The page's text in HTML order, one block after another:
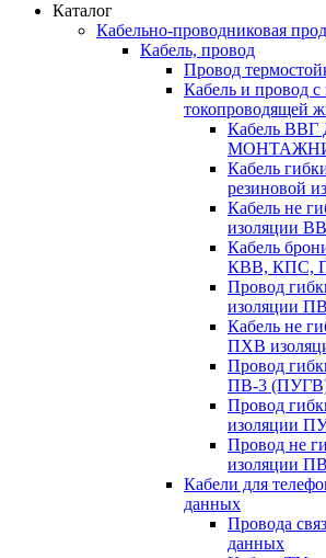
Каталог
Кабельно-проводниковая
Кабель, провод
Провод
Кабель и провод с
токопроводящей
Кабель
Кабель
резиновой
Кабель не
изоляции
Кабель
КВВ, КПС,
Провод
изоляции
Кабель не
ПХВ
Провод
ПВ-3
Провод
изоляции
Провод не
изоляции
Кабели для
данных
Провода
данных